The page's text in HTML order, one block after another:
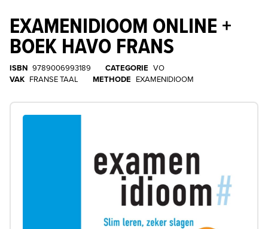
EXAMENIDIOOM ONLINE +
BOEK HAVO FRANS
ISBN 9789006993189 CATEGORIE VO
VAK FRANSE TAAL METHODE EXAMENIDIOOM